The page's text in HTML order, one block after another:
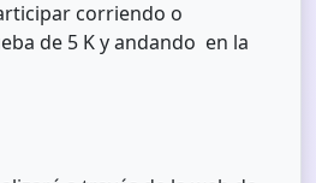
corriendo o
de 5 K y andando en la